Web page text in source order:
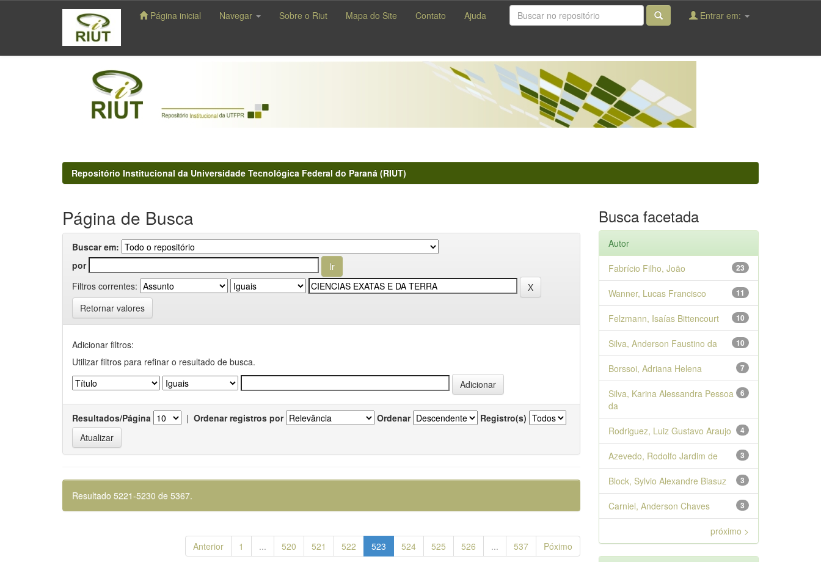
navigation
Página inicial Navegar Sobre o Riut Mapa do Site Contato Ajuda Entrar em:
Repositório Institucional da Universidade Tecnológica Federal do Paraná (RIUT)
Página de Busca
Buscar em:
por
Filtros correntes:
Retornar valores
Adicionar filtros:
Utilizar filtros para refinar o resultado de busca.
Resultados/Página | Ordenar registros por Ordenar Registro(s)
Resultado 5221-5230 de 5367.
Anterior 1 ... 520 521 522 523 524 525 526 ... 537 Póximo
Busca facetada
Autor
23
Fabrício Filho, João
11
Wanner, Lucas Francisco
10
Felzmann, Isaías Bittencourt
10
Silva, Anderson Faustino da
7
Borssoi, Adriana Helena
6
Silva, Karina Alessandra Pessoa
da
4
Rodriguez, Luiz Gustavo Araujo
3
Azevedo, Rodolfo Jardim de
3
Block, Sylvio Alexandre Biasuz
3
Carniel, Anderson Chaves
próximo >